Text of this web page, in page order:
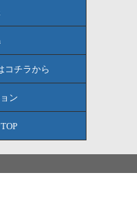
コチラから
ン